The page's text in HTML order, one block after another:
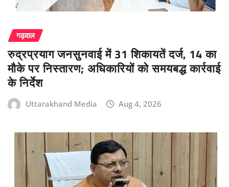
गढ़वाल
रुद्रप्रयाग जनसुनवाई में 31 शिकायतें दर्ज, 14 का
मौके पर निस्तारण; अधिकारियों को समयबद्ध कार्रवाई
के निर्देश
Uttarakhand Media Aug 4, 2026